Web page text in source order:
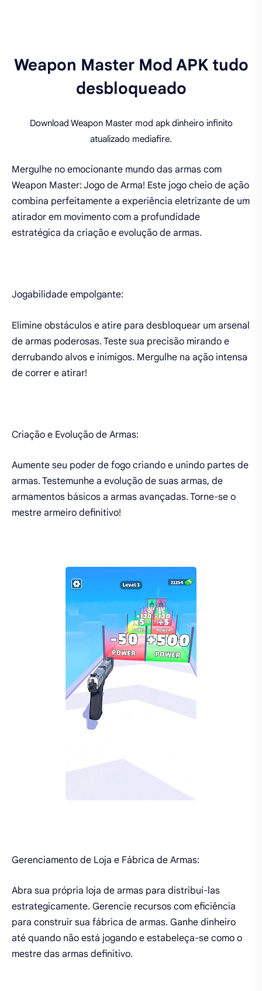
Weapon Master Mod APK tudo
desbloqueado
Download Weapon Master mod apk dinheiro infinito
atualizado mediafire.
Mergulhe no emocionante mundo das armas com
Weapon Master: Jogo de Arma! Este jogo cheio de ação
combina perfeitamente a experiência eletrizante de um
atirador em movimento com a profundidade
estratégica da criação e evolução de armas.
Jogabilidade empolgante:
Elimine obstáculos e atire para desbloquear um arsenal
de armas poderosas. Teste sua precisão mirando e
derrubando alvos e inimigos. Mergulhe na ação intensa
de correr e atirar!
Criação e Evolução de Armas:
Aumente seu poder de fogo criando e unindo partes de
armas. Testemunhe a evolução de suas armas, de
armamentos básicos a armas avançadas. Torne-se o
mestre armeiro definitivo!
Gerenciamento de Loja e Fábrica de Armas:
Abra sua própria loja de armas para distribuí-las
estrategicamente. Gerencie recursos com eficiência
para construir sua fábrica de armas. Ganhe dinheiro
até quando não está jogando e estabeleça-se como o
mestre das armas definitivo.